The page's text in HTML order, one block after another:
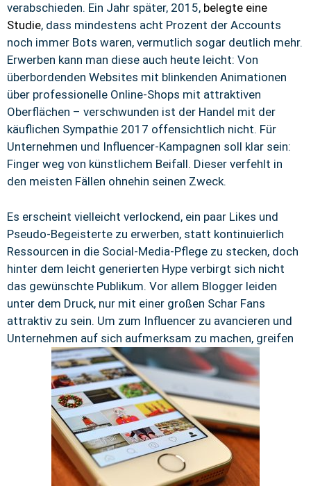
verabschieden. Ein Jahr später, 2015, belegte eine
Studie, dass mindestens acht Prozent der Accounts
noch immer Bots waren, vermutlich sogar deutlich mehr.
Erwerben kann man diese auch heute leicht: Von
überbordenden Websites mit blinkenden Animationen
über professionelle Online-Shops mit attraktiven
Oberflächen – verschwunden ist der Handel mit der
käuflichen Sympathie 2017 offensichtlich nicht. Für
Unternehmen und Influencer-Kampagnen soll klar sein:
Finger weg von künstlichem Beifall. Dieser verfehlt in
den meisten Fällen ohnehin seinen Zweck.
Es erscheint vielleicht verlockend, ein paar Likes und
Pseudo-Begeisterte zu erwerben, statt kontinuierlich
Ressourcen in die Social-Media-Pflege zu stecken, doch
hinter dem leicht generierten Hype verbirgt sich nicht
das gewünschte Publikum. Vor allem Blogger leiden
unter dem Druck, nur mit einer großen Schar Fans
attraktiv zu sein. Um zum Influencer zu avancieren und
Unternehmen auf sich aufmerksam zu machen, greifen